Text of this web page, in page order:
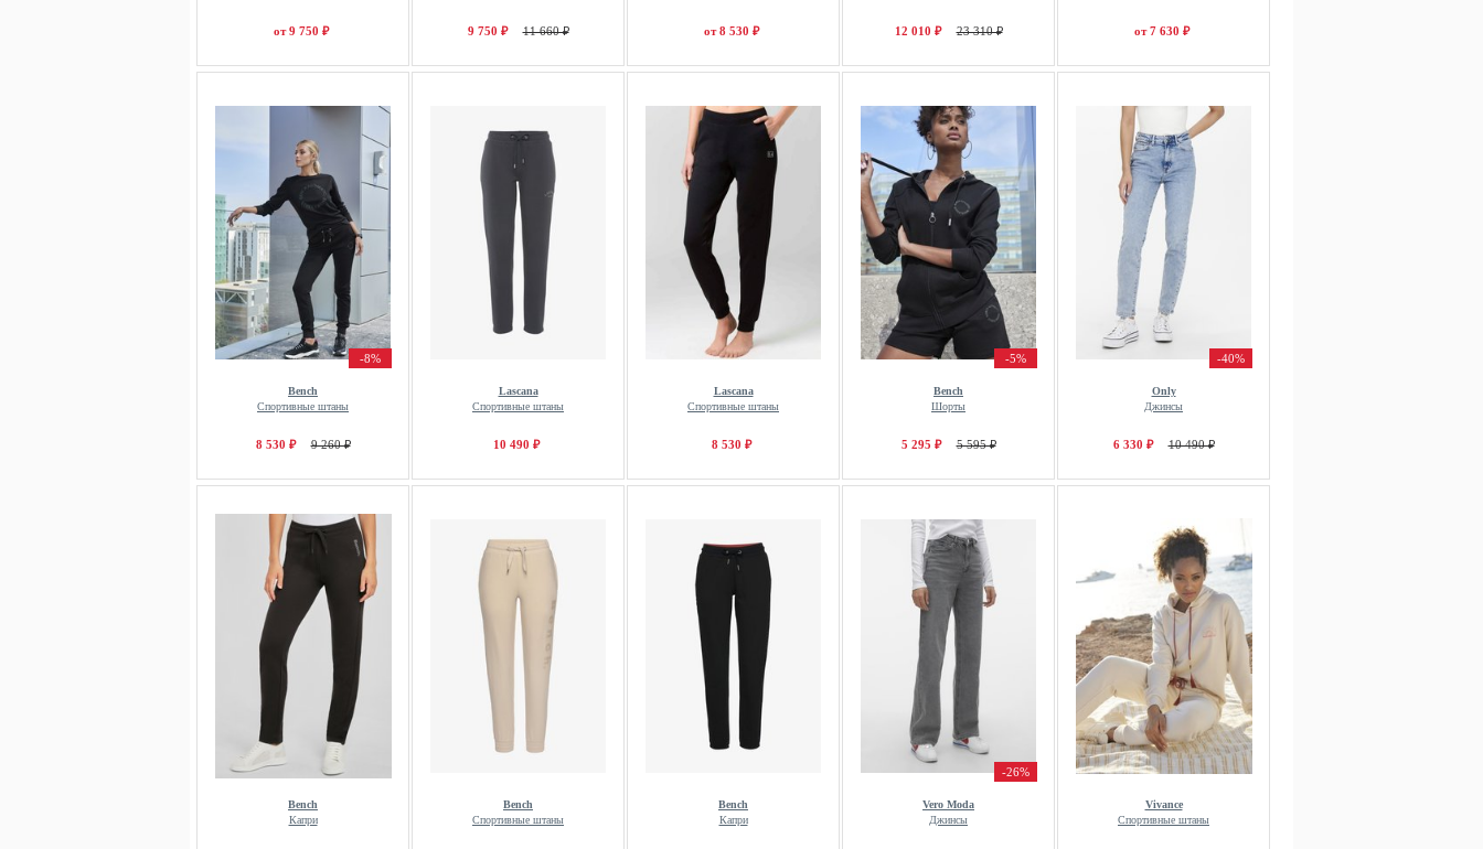
от 9 750 ₽ 9 750 ₽ 11 660 ₽ от 8 530 ₽ 12 010 ₽ 23 310 ₽ от 7 630 ₽
-8%
Bench
Спортивные штаны
8 530 ₽ 9 260 ₽
Lascana
Спортивные штаны
10 490 ₽
Lascana
Спортивные штаны
8 530 ₽
-5%
Bench
Шорты
5 295 ₽ 5 595 ₽
-40%
Only
Джинсы
6 330 ₽ 10 490 ₽
Bench
Капри
Bench
Спортивные штаны
Bench
Капри
-26%
Vero Moda
Джинсы
Vivance
Спортивные штаны